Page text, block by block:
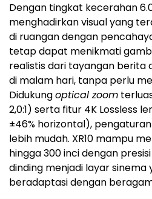
Dengan tingkat kecerahan
menghadirkan visual yang
di ruangan dengan
tetap dapat menikmati
realistis dari tayangan berita
di malam hari, tanpa perlu
Didukungoptical zoom
2,0:1) serta fitur 4K Lossless
±46% horizontal),
lebih mudah. XR10 mampu
hingga 300 inci dengan
dinding menjadi layar sinema
beradaptasi dengan